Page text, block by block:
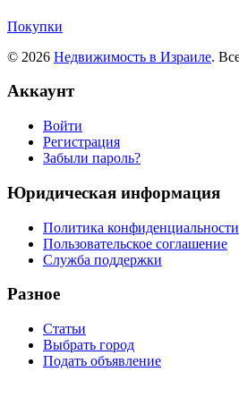
Покупки
© 2026 Недвижимость в Израиле.
Аккаунт
Войти
Регистрация
Забыли пароль?
Юридическая информация
Политика конфиденциальности
Пользовательское соглашение
Служба поддержки
Разное
Статьи
Выбрать город
Подать объявление